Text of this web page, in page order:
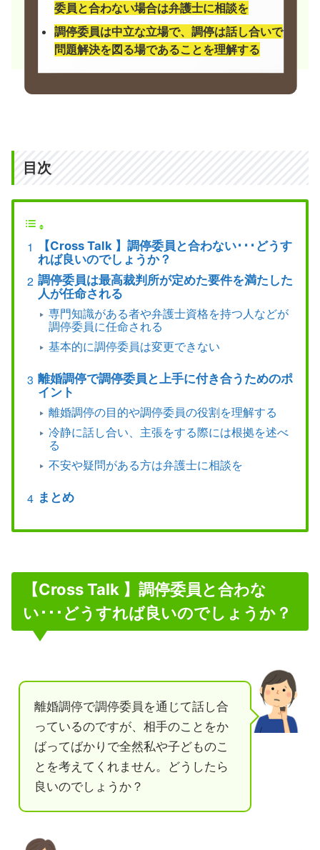
委員と合わない場合は弁護士に相談を
調停委員は中立な立場で、調停は話し合いで
問題解決を図る場であることを理解する
目次
【Cross Talk 】調停委員と合わない･･･どうす
れば良いのでしょうか？
調停委員は最高裁判所が定めた要件を満たした
人が任命される
専門知識がある者や弁護士資格を持つ人などが
調停委員に任命される
基本的に調停委員は変更できない
離婚調停で調停委員と上手に付き合うためのポ
イント
離婚調停の目的や調停委員の役割を理解する
冷静に話し合い、主張をする際には根拠を述べ
る
不安や疑問がある方は弁護士に相談を
まとめ
【Cross Talk 】調停委員と合わな
い･･･どうすれば良いのでしょうか？
離婚調停で調停委員を通じて話し合
っているのですが、相手のことをか
ばってばかりで全然私や子どものこ
とを考えてくれません。どうしたら
良いのでしょうか？